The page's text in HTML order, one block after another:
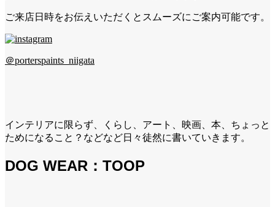
ご来店日時をお伝えいただくとスムーズにご案内可能です。
＠porterspaints_niigata
インテリアに限らず、くらし、アート、映画、本、ちょっと
ためになること？などなど日々徒然に書いていきます。
DOG WEAR：TOOP